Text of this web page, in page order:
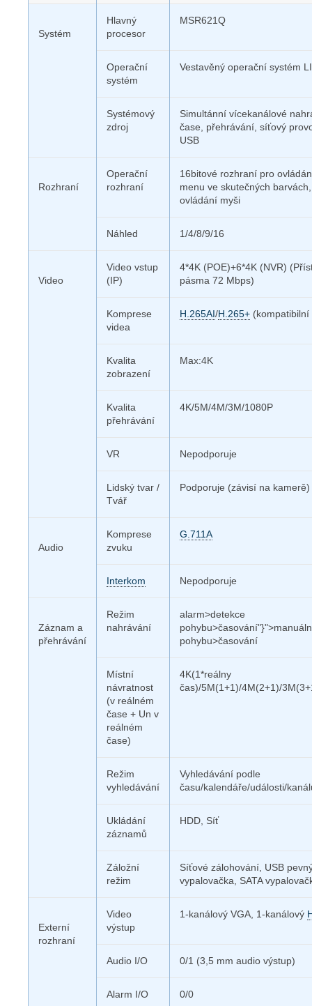
Systém
Hlavný
procesor
MSR621Q
Operační
systém
Vestavěný operační systém
Systémový
zdroj
Simultánní vícekanálové
čase, přehrávání, síťový
USB
Rozhraní
Operační
rozhraní
16bitové rozhraní pro
menu ve skutečných
ovládání myši
Náhled 1/4/8/9/16
Video
Video vstup
(IP)
4*4K (POE)+6*4K (NVR)
pásma 72 Mbps)
Komprese
videa
H.265AI/H.265+
Kvalita
zobrazení
Max:4K
Kvalita
přehrávání
4K/5M/4M/3M/1080P
VR Nepodporuje
Lidský tvar /
Tvář
Podporuje (závisí na kamerě)
Audio
Komprese
zvuku
G.711A
Interkom Nepodporuje
Záznam a
přehrávání
Režim
nahrávání
alarm>detekce
pohybu>časování
Místní
návratnost
(v reálném
čase + Un v
reálném
čase)
4K(1*reálny
čas)/5M(1+1)/4M(2+1)/
Režim
vyhledávání
Vyhledávání podle
času/kalendáře/události/
Ukládání
záznamů
HDD, Síť
Záložní
režim
Síťové zálohování, USB
vypalovačka, SATA
Externí
rozhraní
Video
výstup
1-kanálový VGA, 1-kanálový
Audio I/O 0/1 (3,5 mm audio výstup)
Alarm I/O 0/0